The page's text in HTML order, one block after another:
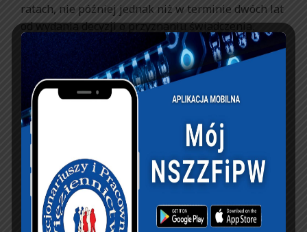
ratach, nie później jednak niż w terminie dwóch lat
od wydania decyzji o przyznaniu świadczenia.
Decyzja dyrektora więzienia w tej sprawie nie ma
charakteru administracyjnego, tylko postać
pisemnego oświadczenia. Nie ma więc ścisłego
terminu na jej wydanie.
Sędzia Bogusław Cudowski uzasadniający
orzeczenie Sądu Najwyższego, stwierdził także, że
brak środków czy powoływanie się na dyscyplinę
finansową nie może być powodem.
źródło :http://serwisy.gazetaprawna.pl/praca-i-